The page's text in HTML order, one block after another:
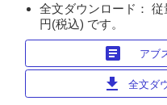
全文ダウンロード：
円(税込) です。
article アブ
download 全文ダ